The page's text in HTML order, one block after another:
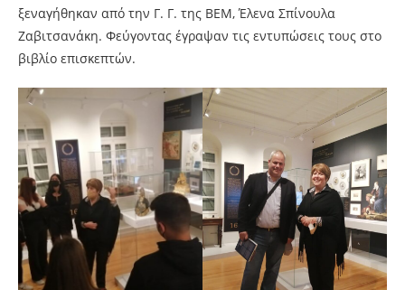
ξεναγήθηκαν από την Γ. Γ. της ΒΕΜ, Έλενα Σπίνουλα
Ζαβιτσανάκη. Φεύγοντας έγραψαν τις εντυπώσεις τους στο
βιβλίο επισκεπτών.